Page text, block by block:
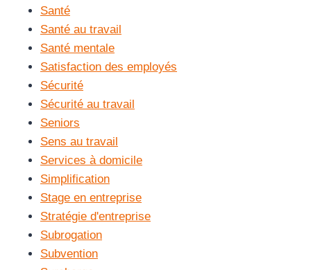
Santé
Santé au travail
Santé mentale
Satisfaction des employés
Sécurité
Sécurité au travail
Seniors
Sens au travail
Services à domicile
Simplification
Stage en entreprise
Stratégie d'entreprise
Subrogation
Subvention